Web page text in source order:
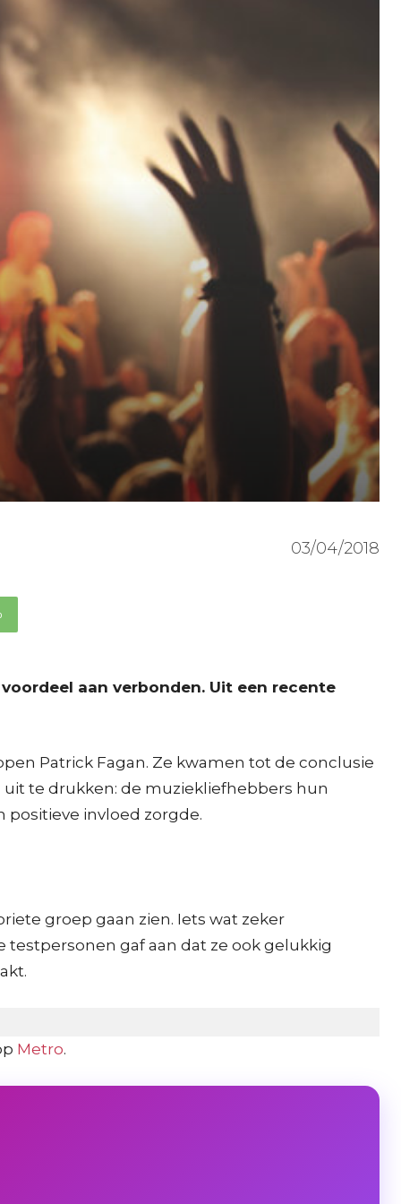
03/04/2018
aan verbonden. Uit een recente
Patrick Fagan. Ze kwamen tot de conclusie
te drukken: de muziekliefhebbers hun
positieve invloed zorgde.
groep gaan zien. Iets wat zeker
testpersonen gaf aan dat ze ook gelukkig
Metro.